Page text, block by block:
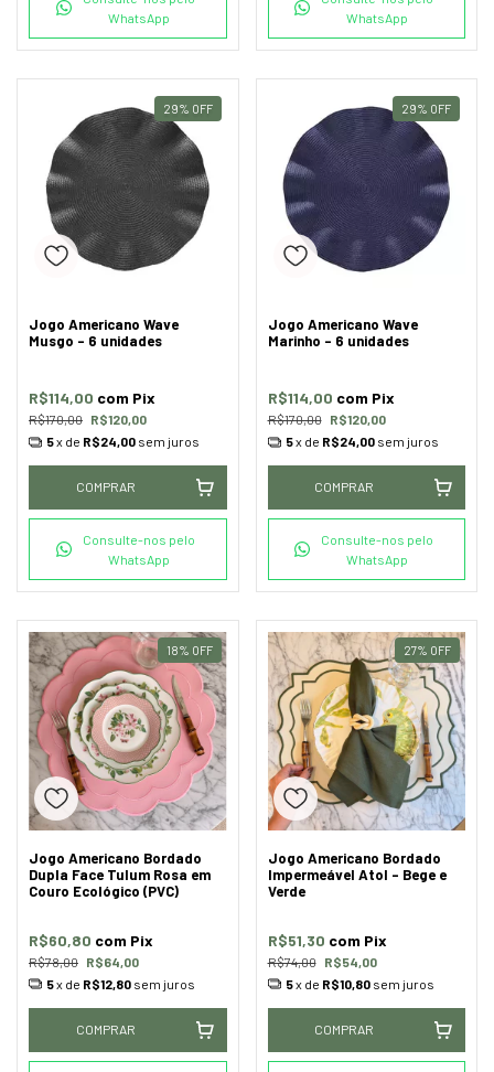
WhatsApp
WhatsApp
29% OFF
Jogo Americano Wave
Musgo - 6 unidades
R$170,00 R$120,00
R$114,00 com Pix
5x de R$24,00 sem juros
COMPRAR
Consulte-nos pelo
WhatsApp
29% OFF
Jogo Americano Wave
Marinho - 6 unidades
R$170,00 R$120,00
R$114,00 com Pix
5x de R$24,00 sem juros
COMPRAR
Consulte-nos pelo
WhatsApp
18% OFF
Jogo Americano Bordado
Dupla Face Tulum Rosa em
Couro Ecológico (PVC)
R$78,00 R$64,00
R$60,80 com Pix
5x de R$12,80 sem juros
COMPRAR
27% OFF
Jogo Americano Bordado
Impermeável Atol - Bege e
Verde
R$74,00 R$54,00
R$51,30 com Pix
5x de R$10,80 sem juros
COMPRAR